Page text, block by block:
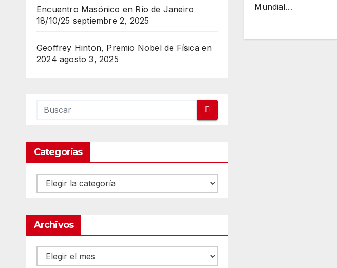
Encuentro Masónico en Río de Janeiro
18/10/25 septiembre 2, 2025
Geoffrey Hinton, Premio Nobel de Física en
2024 agosto 3, 2025
Categorías
Categorías
Archivos
Archivos
Mundial…